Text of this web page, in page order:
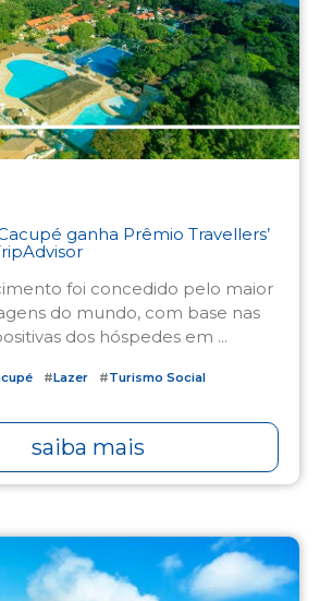
ganha Prêmio Travellers’
foi concedido pelo maior
do mundo, com base nas
dos hóspedes em ...
#Lazer #Turismo Social
saiba mais